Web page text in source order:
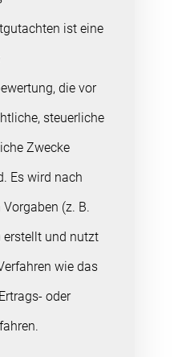
ist eine
die vor
steuerliche
Zwecke
Es wird nach
(z. B.
erstellt und nutzt
wie das
oder